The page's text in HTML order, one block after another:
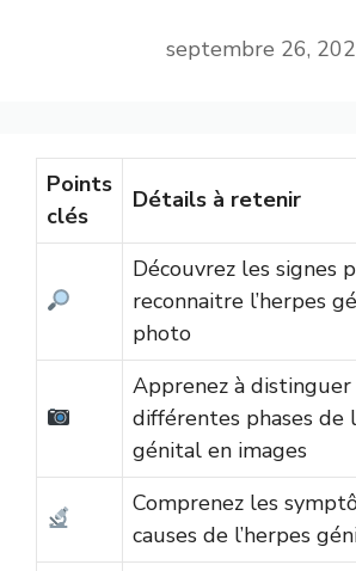
septembre 26,
Points
clés
Détails à retenir
Découvrez les signes
reconnaitre l’herpes
photo
Apprenez à distinguer
différentes phases de
génital en images
Comprenez les
causes de l’herpes